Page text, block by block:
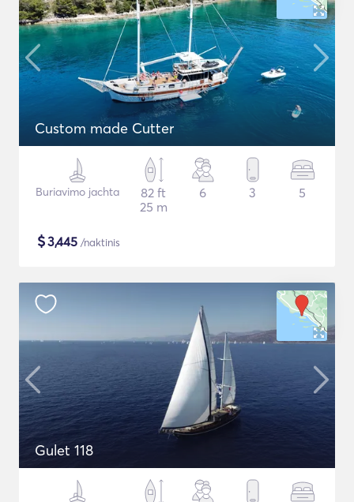
Custom made Cutter
Buriavimo jachta
82 ft
25 m
6 3 5
$3,445 /naktinis
Gulet 118